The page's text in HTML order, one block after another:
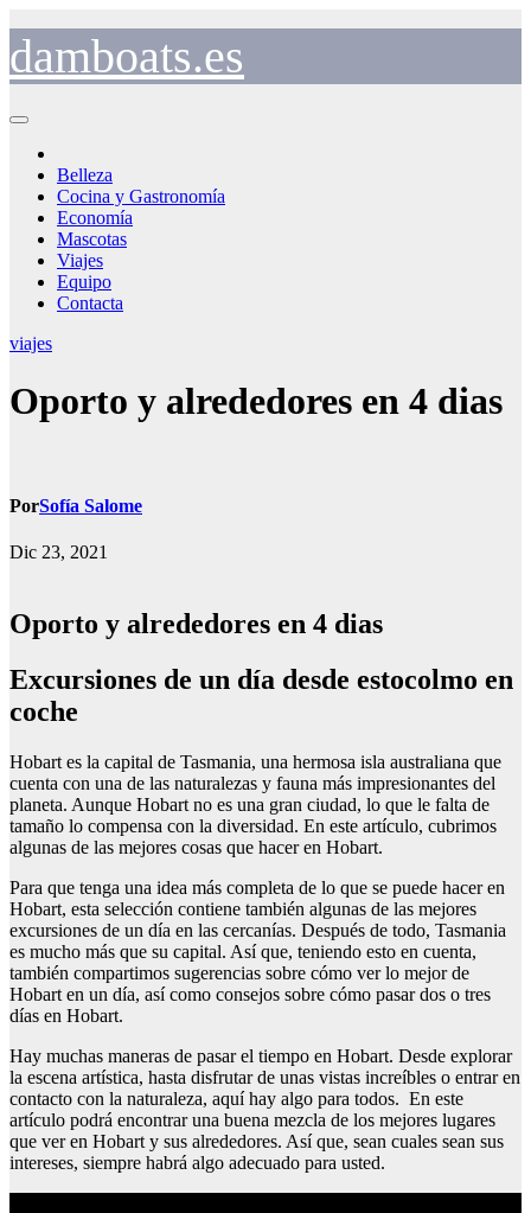
contenido
damboats.es
Belleza
Cocina y Gastronomía
Economía
Mascotas
Viajes
Equipo
Contacta
viajes
Oporto y alrededores en 4 dias
PorSofía Salome
Dic 23, 2021
Oporto y alrededores en 4 dias
Excursiones de un día desde estocolmo en
coche
Hobart es la capital de Tasmania, una hermosa isla australiana que
cuenta con una de las naturalezas y fauna más impresionantes del
planeta. Aunque Hobart no es una gran ciudad, lo que le falta de
tamaño lo compensa con la diversidad. En este artículo, cubrimos
algunas de las mejores cosas que hacer en Hobart.
Para que tenga una idea más completa de lo que se puede hacer en
Hobart, esta selección contiene también algunas de las mejores
excursiones de un día en las cercanías. Después de todo, Tasmania
es mucho más que su capital. Así que, teniendo esto en cuenta,
también compartimos sugerencias sobre cómo ver lo mejor de
Hobart en un día, así como consejos sobre cómo pasar dos o tres
días en Hobart.
Hay muchas maneras de pasar el tiempo en Hobart. Desde explorar
la escena artística, hasta disfrutar de unas vistas increíbles o entrar en
contacto con la naturaleza, aquí hay algo para todos. En este
artículo podrá encontrar una buena mezcla de los mejores lugares
que ver en Hobart y sus alrededores. Así que, sean cuales sean sus
intereses, siempre habrá algo adecuado para usted.